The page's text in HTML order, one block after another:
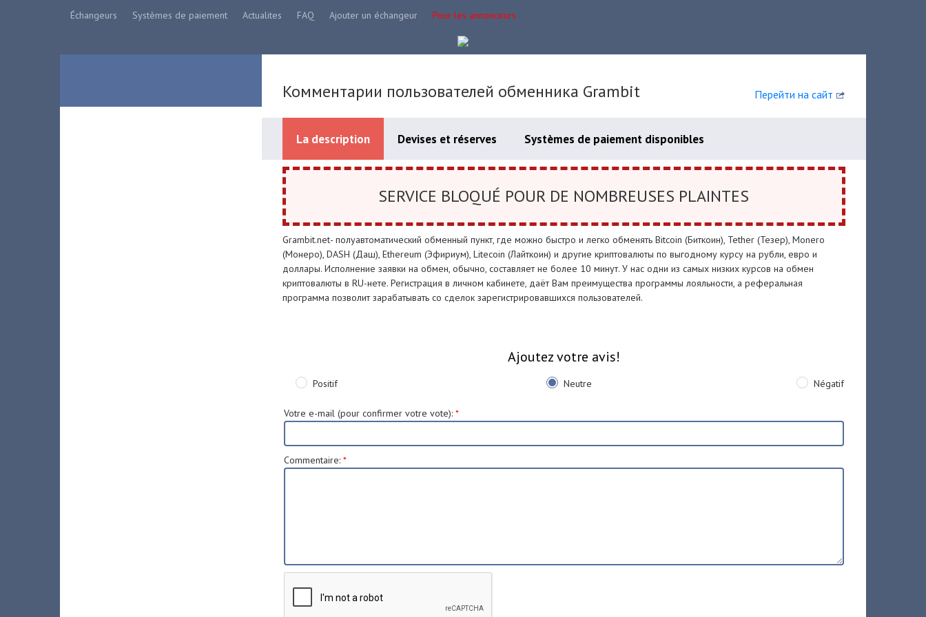
Échangeurs Systèmes de paiement Actualites FAQ Ajouter un échangeur Pour les annonceurs
Перейти на сайт
Комментарии пользователей обменника Grambit
La description Devises et réserves Systèmes de paiement disponibles
SERVICE BLOQUÉ POUR DE NOMBREUSES PLAINTES
Grambit.net- полуавтоматический обменный пункт, где можно быстро и легко обменять Bitcoin (Биткоин), Tether (Тезер), Monero
(Монеро), DASH (Даш), Ethereum (Эфириум), Litecoin (Лайткоин) и другие криптовалюты по выгодному курсу на рубли, евро и
доллары. Исполнение заявки на обмен, обычно, составляет не более 10 минут. У нас одни из самых низких курсов на обмен
криптовалюты в RU-нете. Регистрация в личном кабинете, даёт Вам преимущества программы лояльности, а реферальная
программа позволит зарабатывать со сделок зарегистрировавшихся пользователей.
Ajoutez votre avis!
Positif Neutre Négatif
Votre e-mail (pour confirmer votre vote): *
Commentaire: *